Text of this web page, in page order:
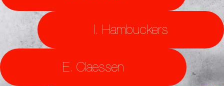
I. Hambuckers
E. Claessen